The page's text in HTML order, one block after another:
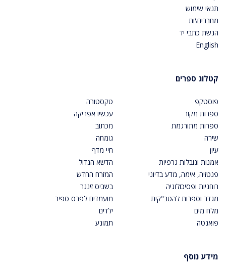
תנאי שימוש
מחברים\ות
הגשת כתבי יד
English
קטלוג ספרים
פוסטקפ
ספרות מקור
ספרות מתורגמת
שירה
עיון
אמנות ונובלות גרפיות
פנטזיה, אימה, מדע בדיוני
רוחניות ופסיכולוגיה
מגדר וספרות להטב"קית
מלח מים
פואנטה
טקסטורה
עכשיו אפריקה
מכתוב
גומחה
חיי מדף
הדשא הגדול
המזרח החדש
בשביס זינגר
מועמדים לפרס ספיר
ילדים
תמונע
מידע נוסף